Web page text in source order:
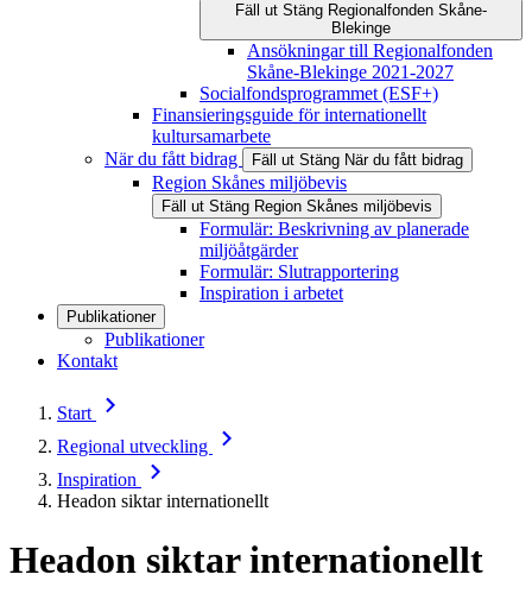
Fäll ut Stäng Regionalfonden Skåne-
Blekinge
Ansökningar till Regionalfonden
Skåne-Blekinge 2021-2027
Socialfondsprogrammet (ESF+)
Finansieringsguide för internationellt
kultursamarbete
När du fått bidrag
Fäll ut Stäng När du fått bidrag
Region Skånes miljöbevis
Fäll ut Stäng Region Skånes miljöbevis
Formulär: Beskrivning av planerade
miljöåtgärder
Formulär: Slutrapportering
Inspiration i arbetet
Publikationer
Publikationer
Kontakt
Start
Regional utveckling
Inspiration
Headon siktar internationellt
Headon siktar internationellt